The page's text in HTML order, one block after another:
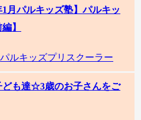
月パルキッズ塾】パルキッ
】
パルキッズプリスクーラー
ども達☆3歳のお子さんをご